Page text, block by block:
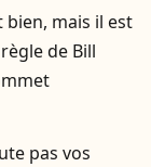
bien, mais il est
de Bill
pas vos